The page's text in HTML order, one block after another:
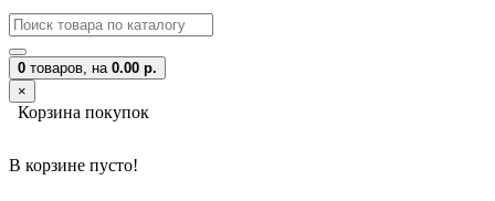
0 товаров, на 0.00 р.
×
Корзина покупок
В корзине пусто!